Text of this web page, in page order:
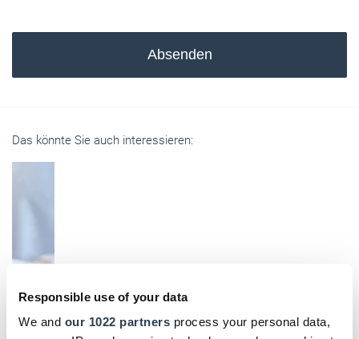
Responsible use of your data
We and our 1022 partners process your personal data,
Absenden
Das könnte Sie auch interessieren: